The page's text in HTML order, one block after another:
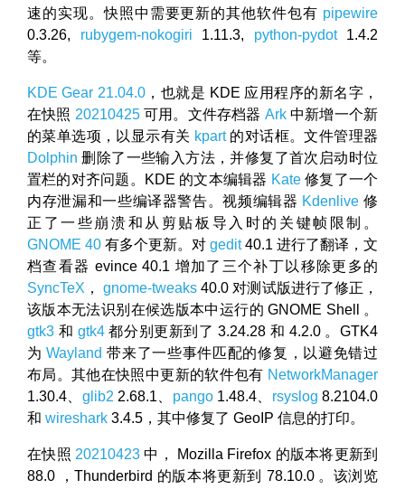
速的实现。快照中需要更新的其他软件包有 pipewire
0.3.26, rubygem-nokogiri 1.11.3, python-pydot1.4.2
等。
KDE Gear 21.04.0，也就是 KDE 应用程序的新名字，
在快照 20210425可用。文件存档器 Ark中新增一个新
的菜单选项，以显示有关 kpart的对话框。文件管理器
Dolphin 删除了一些输入方法，并修复了首次启动时位
置栏的对齐问题。KDE 的文本编辑器 Kate修复了一个
内存泄漏和一些编译器警告。视频编辑器 Kdenlive 修
正了一些崩溃和从剪贴板导入时的关键帧限制。
GNOME 40 有多个更新。对 gedit40.1 进行了翻译，文
档查看器 evince 40.1 增加了三个补丁以移除更多的
SyncTeX ，gnome-tweaks 40.0 对测试版进行了修正，
该版本无法识别在候选版本中运行的 GNOME Shell 。
gtk3 和 gtk4都分别更新到了 3.24.28 和 4.2.0 。GTK4
为Wayland 带来了一些事件匹配的修复，以避免错过
布局。其他在快照中更新的软件包有 NetworkManager
1.30.4、 glib2 2.68.1、 pango1.48.4、 rsyslog 8.2104.0
和 wireshark 3.4.5，其中修复了 GeoIP 信息的打印。
在快照 20210423 中， Mozilla Firefox 的版本将更新到
88.0 ，Thunderbird 的版本将更新到 78.10.0 。该浏览